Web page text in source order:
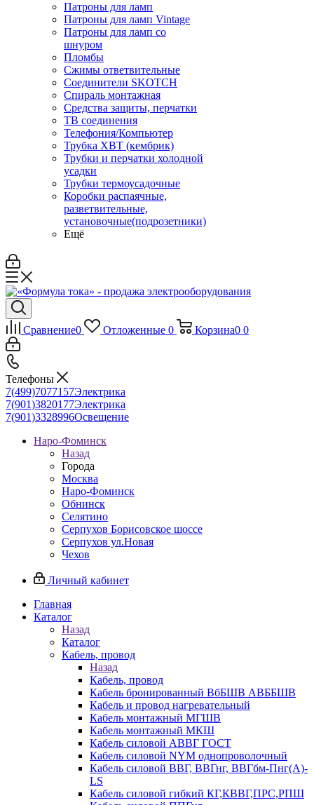
Патроны для ламп
Патроны для ламп Vintage
Патроны для ламп со
шнуром
Пломбы
Сжимы ответвительные
Соединители SKOTCH
Спираль монтажная
Средства защиты, перчатки
ТВ соединения
Телефония/Компьютер
Трубка ХВТ (кембрик)
Трубки и перчатки холодной
усадки
Трубки термоусадочные
Коробки распаячные,
разветвительные,
установочные(подрозетники)
Ещё
Сравнение0 Отложенные 0 Корзина0 0
Телефоны
7(499)7077157Электрика
7(901)3820177Электрика
7(901)3328996Освещение
Наро-Фоминск
Назад
Города
Москва
Наро-Фоминск
Обнинск
Селятино
Серпухов Борисовское шоссе
Серпухов ул.Новая
Чехов
Личный кабинет
Главная
Каталог
Назад
Каталог
Кабель, провод
Назад
Кабель, провод
Кабель бронированный ВбБШВ АВББШВ
Кабель и провод нагревательный
Кабель монтажный МГШВ
Кабель монтажный МКШ
Кабель силовой АВВГ ГОСТ
Кабель силовой NYM однопроволочный
Кабель силовой ВВГ, ВВГнг, ВВГбм-Пнг(А)-
LS
Кабель силовой гибкий КГ,КВВГ,ПРС,РПШ